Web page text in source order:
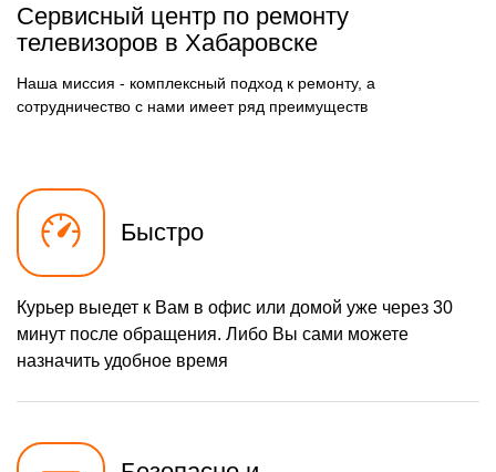
Сервисный центр по ремонту
телевизоров в Хабаровске
Наша миссия - комплексный подход к ремонту, а
сотрудничество с нами имеет ряд преимуществ
Быстро
Курьер выедет к Вам в офис или домой уже через 30
минут после обращения. Либо Вы сами можете
назначить удобное время